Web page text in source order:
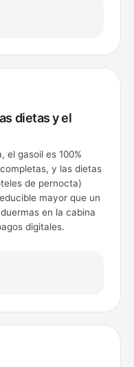
dietas y el
el gasoil es 100%
y las dietas
de pernocta)
mayor que un
en la cabina
digitales.